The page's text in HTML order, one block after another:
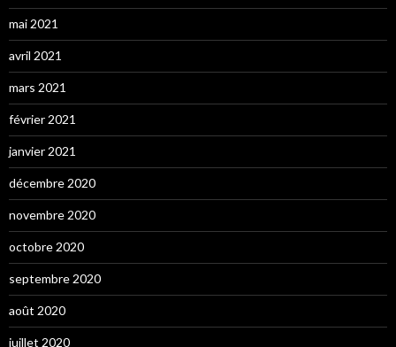
mai 2021
avril 2021
mars 2021
février 2021
janvier 2021
décembre 2020
novembre 2020
octobre 2020
septembre 2020
août 2020
juillet 2020